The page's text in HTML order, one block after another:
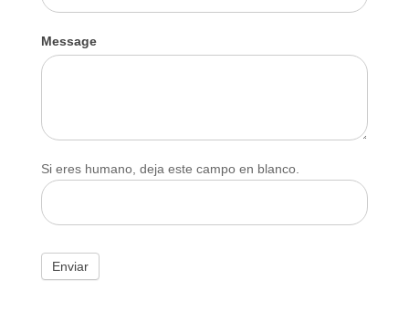
Message
Si eres humano, deja este campo en blanco.
Enviar